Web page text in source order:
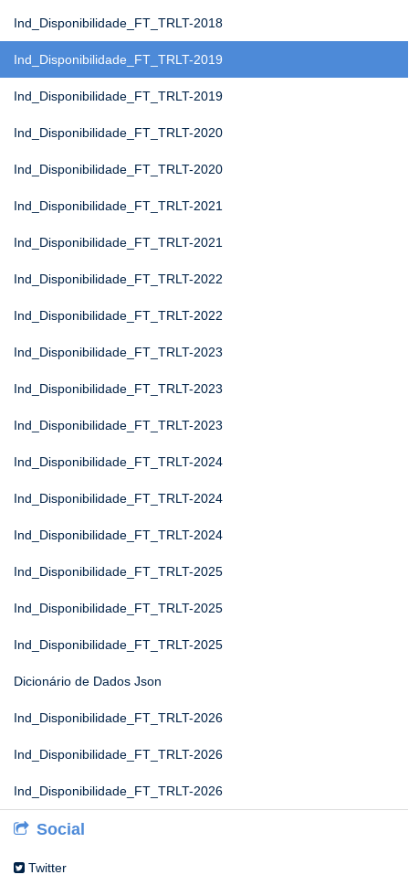
Ind_Disponibilidade_FT_TRLT-2018
Ind_Disponibilidade_FT_TRLT-2019
Ind_Disponibilidade_FT_TRLT-2019
Ind_Disponibilidade_FT_TRLT-2020
Ind_Disponibilidade_FT_TRLT-2020
Ind_Disponibilidade_FT_TRLT-2021
Ind_Disponibilidade_FT_TRLT-2021
Ind_Disponibilidade_FT_TRLT-2022
Ind_Disponibilidade_FT_TRLT-2022
Ind_Disponibilidade_FT_TRLT-2023
Ind_Disponibilidade_FT_TRLT-2023
Ind_Disponibilidade_FT_TRLT-2023
Ind_Disponibilidade_FT_TRLT-2024
Ind_Disponibilidade_FT_TRLT-2024
Ind_Disponibilidade_FT_TRLT-2024
Ind_Disponibilidade_FT_TRLT-2025
Ind_Disponibilidade_FT_TRLT-2025
Ind_Disponibilidade_FT_TRLT-2025
Dicionário de Dados Json
Ind_Disponibilidade_FT_TRLT-2026
Ind_Disponibilidade_FT_TRLT-2026
Ind_Disponibilidade_FT_TRLT-2026
Social
Twitter